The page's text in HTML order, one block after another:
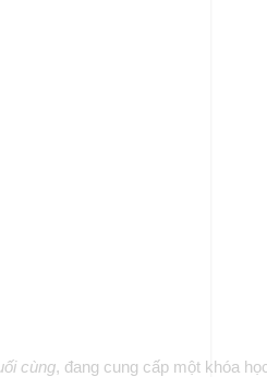
cùng, đang cung cấp một khóa